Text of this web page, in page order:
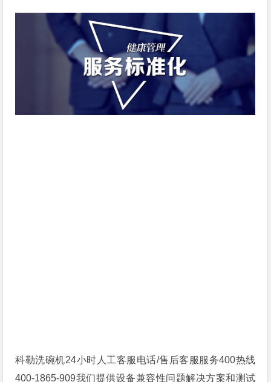
科勒洗碗机24小时人工客服电话/售后客服服务400热线
400-1865-909我们提供设备兼容性问题解决方案和测试